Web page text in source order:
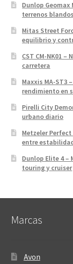
Dunlop Geomax
terrenos
Mitas Street
equilibrio y
CST CM-NK01
carretera
Maxxis MA-ST3
rendimiento en
Pirelli City
urbano diario
Metzeler
entre
Dunlop Elite 4
touring y cruiser
Marcas
Avon